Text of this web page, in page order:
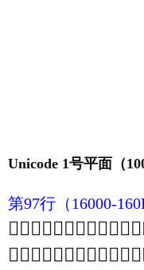
Unicode 1号平面（
第97行 （16000-
𖀀𖀁𖀂𖀃𖀄𖀅𖀆𖀇𖀈𖀉𖀊𖀋
𖀞𖀟𖀠𖀡𖀢𖀣𖀤𖀥𖀦𖀧𖀨𖀩